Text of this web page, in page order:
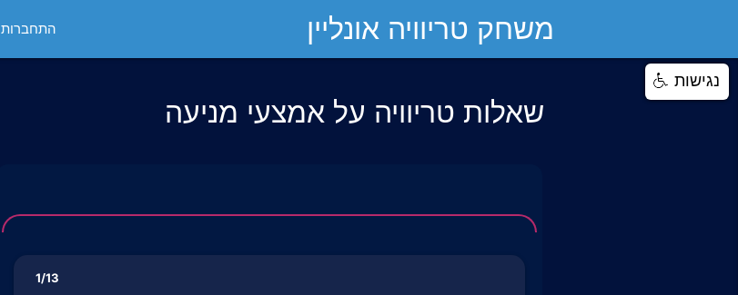
משחק טריוויה אונליין התחברות
שאלות טריוויה על אמצעי מניעה
1/13
נגישות